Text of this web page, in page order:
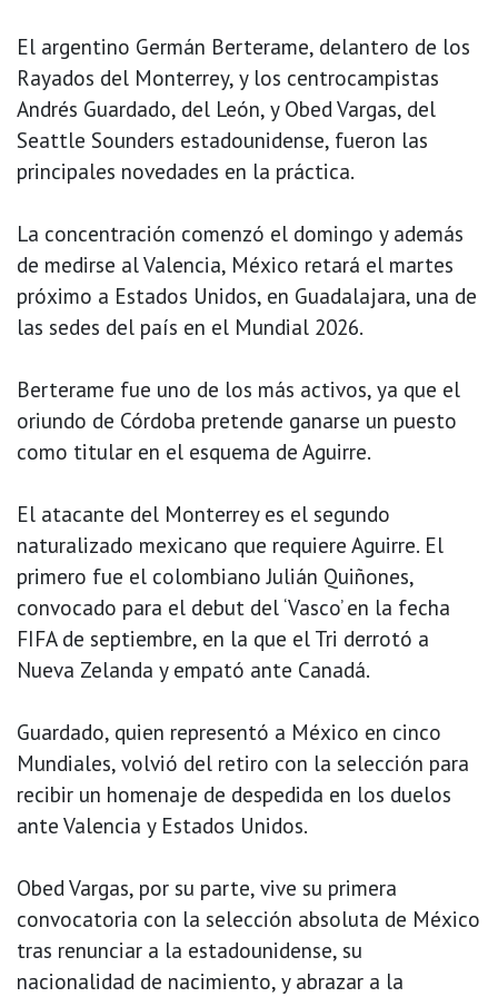
El argentino Germán Berterame, delantero de los
Rayados del Monterrey, y los centrocampistas
Andrés Guardado, del León, y Obed Vargas, del
Seattle Sounders estadounidense, fueron las
principales novedades en la práctica.
La concentración comenzó el domingo y además
de medirse al Valencia, México retará el martes
próximo a Estados Unidos, en Guadalajara, una de
las sedes del país en el Mundial 2026.
Berterame fue uno de los más activos, ya que el
oriundo de Córdoba pretende ganarse un puesto
como titular en el esquema de Aguirre.
El atacante del Monterrey es el segundo
naturalizado mexicano que requiere Aguirre. El
primero fue el colombiano Julián Quiñones,
convocado para el debut del ‘Vasco’ en la fecha
FIFA de septiembre, en la que el Tri derrotó a
Nueva Zelanda y empató ante Canadá.
Guardado, quien representó a México en cinco
Mundiales, volvió del retiro con la selección para
recibir un homenaje de despedida en los duelos
ante Valencia y Estados Unidos.
Obed Vargas, por su parte, vive su primera
convocatoria con la selección absoluta de México
tras renunciar a la estadounidense, su
nacionalidad de nacimiento, y abrazar a la